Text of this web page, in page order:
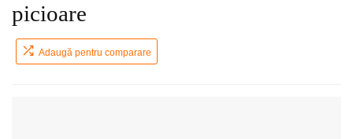
picioare
Adaugă pentru comparare